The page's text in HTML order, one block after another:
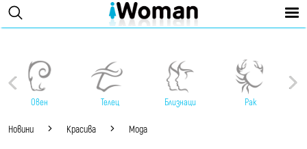
Овен Телец Близнаци Рак
Новини Красива Мода